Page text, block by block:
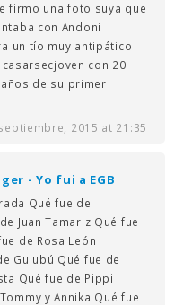
firmo una foto suya que
con Andoni
un tío muy antipático
con 20
de su primer
2015 at 21:35
- Yo fui a EGB
Qué fue de
Juan Tamariz Qué fue
de Rosa León
Gulubú Qué fue de
Qué fue de Pippi
y Annika Qué fue